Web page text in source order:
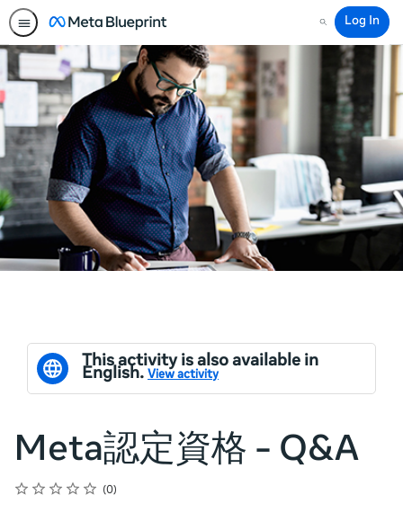
Search
Log In
This activity is also available in
English. View activity
Meta認定資格 - Q&A
Rating
1 star
2 stars
3 stars
4 stars
5 stars
Average rating: 0 0
No reviews